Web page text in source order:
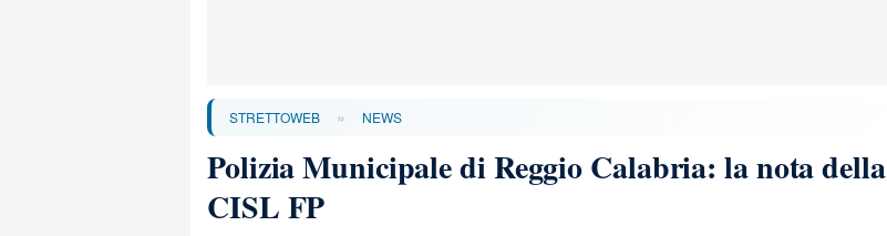
STRETTOWEB » NEWS
Polizia Municipale di Reggio Calabria: la nota della
CISL FP